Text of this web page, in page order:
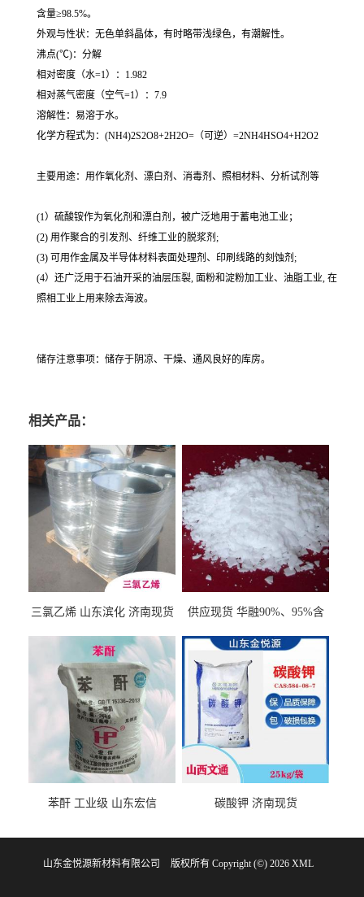
含量≥98.5%。
外观与性状：无色单斜晶体，有时略带浅绿色，有潮解性。
沸点(℃)：分解
相对密度（水=1）：1.982
相对蒸气密度（空气=1）：7.9
溶解性：易溶于水。
化学方程式为：(NH4)2S2O8+2H2O=（可逆）=2NH4HSO4+H2O2
主要用途：用作氧化剂、漂白剂、消毒剂、照相材料、分析试剂等
(1）硫酸铵作为氧化剂和漂白剂，被广泛地用于蓄电池工业；
(2) 用作聚合的引发剂、纤维工业的脱浆剂;
(3) 可用作金属及半导体材料表面处理剂、印刷线路的刻蚀剂;
(4）还广泛用于石油开采的油层压裂, 面粉和淀粉加工业、油脂工业, 在
照相工业上用来除去海波。
储存注意事项：储存于阴凉、干燥、通风良好的库房。
相关产品：
三氯乙烯 山东滨化 济南现货
供应现货 华融90%、95%含
苯酐 工业级 山东宏信 碳酸钾 济南现货
山东金悦源新材料有限公司 版权所有 Copyright (©) 2026 XML